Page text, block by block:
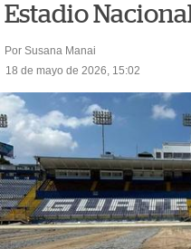
Estadio
Por Susana Manai
18 de mayo de 2026, 15:02